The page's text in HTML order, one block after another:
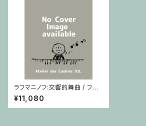
ラフマニノフ:交響的舞曲 / フル
スコア
¥11,080